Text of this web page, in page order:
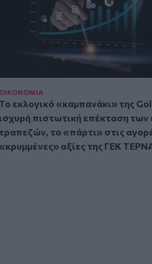
εκλογικό «καμπανάκι» της
πιστωτική επέκταση των
το «πάρτι» στις
αξίες της ΓΕΚ